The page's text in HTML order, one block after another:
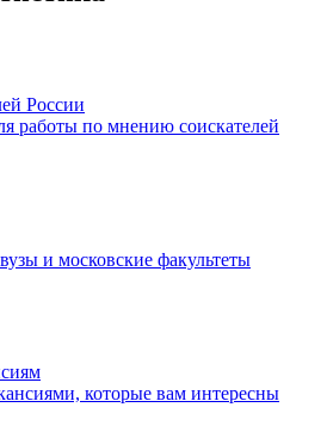
России
работы по мнению соискателей
и московские факультеты
которые вам интересны